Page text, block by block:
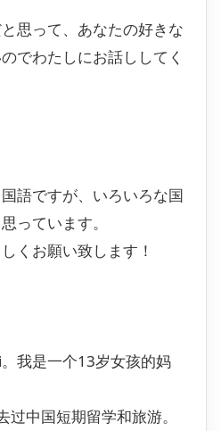
思って、あなたの好きな
でわたしにお話ししてく
語ですが、いろいろな国
っています。
くお願い致します！
我是一个13岁女孩的妈
中国短期留学和旅游。